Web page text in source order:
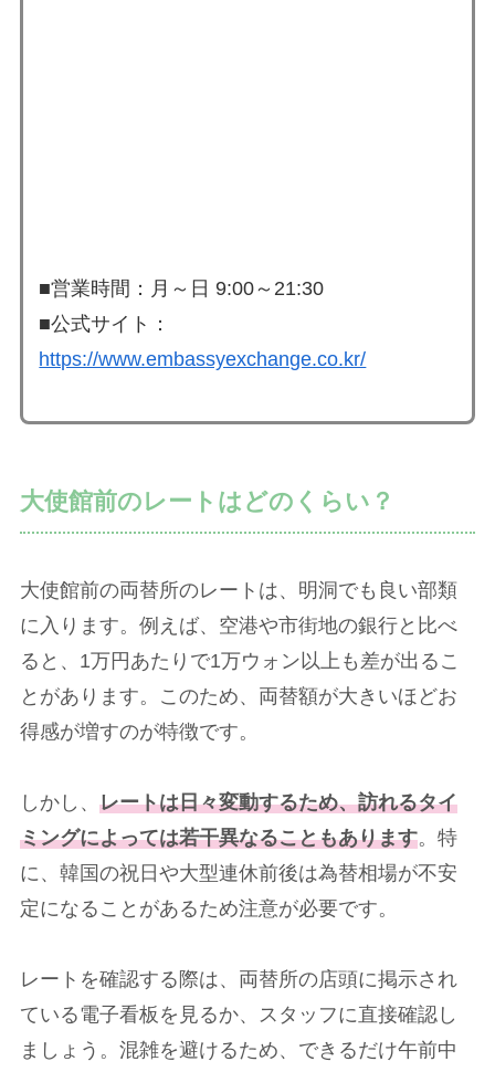
■営業時間：月～日 9:00～21:30
■公式サイト：
https://www.embassyexchange.co.kr/
大使館前のレートはどのくらい？
大使館前の両替所のレートは、明洞でも良い部類
に入ります。例えば、空港や市街地の銀行と比べ
ると、1万円あたりで1万ウォン以上も差が出るこ
とがあります。このため、両替額が大きいほどお
得感が増すのが特徴です。
しかし、 レートは日々変動するため、訪れるタイ
ミングによっては若干異なることもあります。特
に、韓国の祝日や大型連休前後は為替相場が不安
定になることがあるため注意が必要です。
レートを確認する際は、両替所の店頭に掲示され
ている電子看板を見るか、スタッフに直接確認し
ましょう。混雑を避けるため、できるだけ午前中